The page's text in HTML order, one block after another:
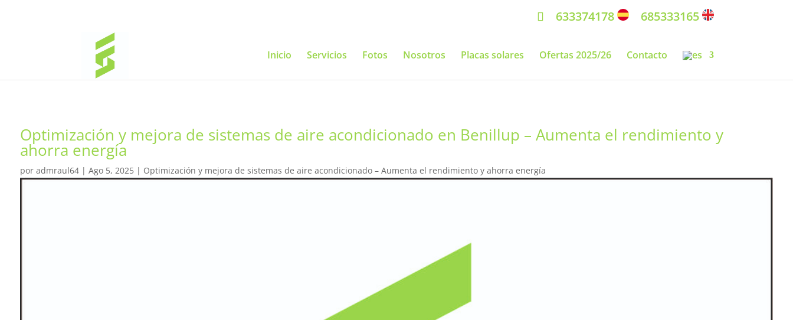
633374178 685333165
Inicio Servicios Fotos Nosotros Placas solares Ofertas 2025/26 Contacto
Optimización y mejora de sistemas de aire acondicionado en Benillup – Aumenta el rendimiento y
ahorra energía
por admraul64| Ago 5, 2025| Optimización y mejora de sistemas de aire acondicionado – Aumenta el rendimiento y ahorra energía